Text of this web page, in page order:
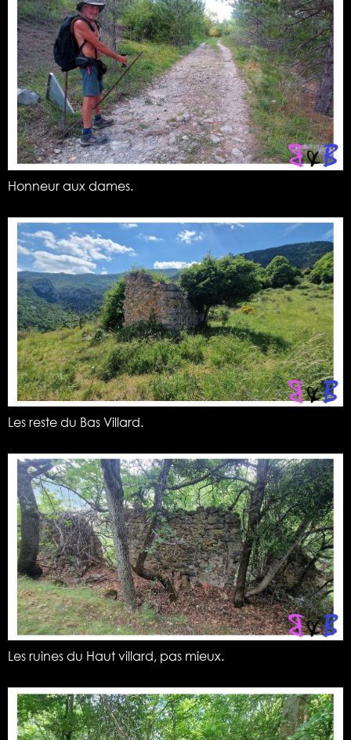
Honneur aux dames.
Les reste du Bas Villard.
Les ruines du Haut villard, pas mieux.